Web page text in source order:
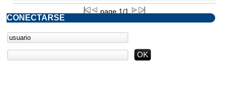
page 1/1
CONECTARSE